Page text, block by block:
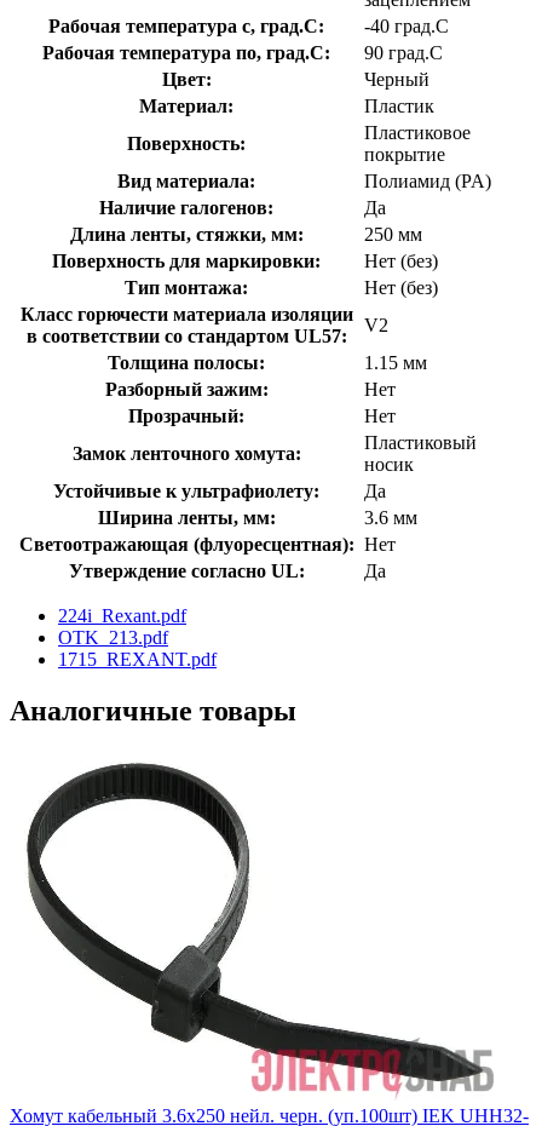
Рабочая температура с, град.C:
-40 град.C
Рабочая температура по, град.C:
90 град.C
Цвет:
Черный
Материал:
Пластик
Поверхность:
Пластиковое
покрытие
Вид материала:
Полиамид (PA)
Наличие галогенов:
Да
Длина ленты, стяжки, мм:
250 мм
Поверхность для маркировки:
Нет (без)
Тип монтажа:
Нет (без)
Класс горючести материала изоляции
в соответствии со стандартом UL57:
V2
Толщина полосы:
1.15 мм
Разборный зажим:
Нет
Прозрачный:
Нет
Замок ленточного хомута:
Пластиковый
носик
Устойчивые к ультрафиолету:
Да
Ширина ленты, мм:
3.6 мм
Светоотражающая (флуоресцентная): Нет
Утверждение согласно UL:
Да
224i_Rexant.pdf
OTK_213.pdf
1715_REXANT.pdf
Аналогичные товары
Хомут кабельный 3.6х250 нейл. черн. (уп.100шт) IEK UHH32-